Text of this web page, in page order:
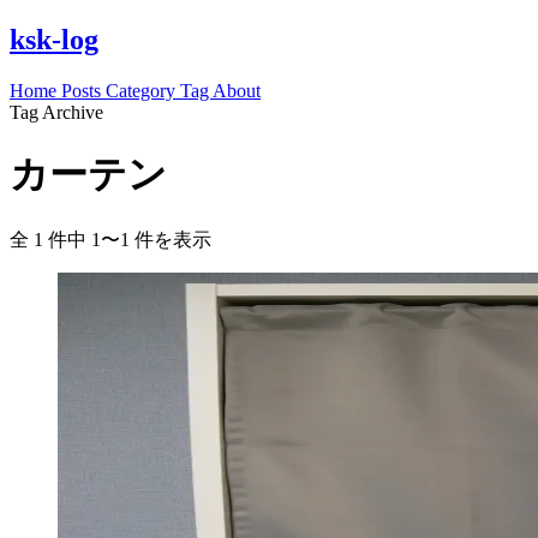
ksk-log
Home Posts Category Tag About
Tag Archive
カーテン
全 1 件中 1〜1 件を表示